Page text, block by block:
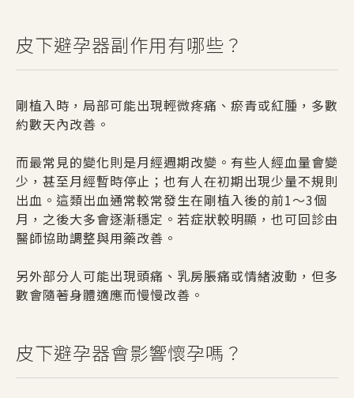
皮下避孕器副作用有哪些？
剛植入時，局部可能出現輕微疼痛、瘀青或紅腫，多數
約數天內改善。
而最常見的變化則是月經週期改變。有些人經血量會變
少，甚至月經暫時停止；也有人在初期出現少量不規則
出血。這類出血通常較常發生在剛植入後的前1～3個
月，之後大多會逐漸穩定。若症狀較明顯，也可回診由
醫師協助調整與用藥改善。
另外部分人可能出現頭痛、乳房脹痛或情緒波動，但多
數會隨著身體適應而慢慢改善。
皮下避孕器會影響懷孕嗎？